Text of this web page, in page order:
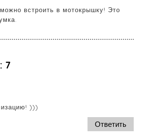
встроить в мотокрышку! Это
7
)))
Ответить